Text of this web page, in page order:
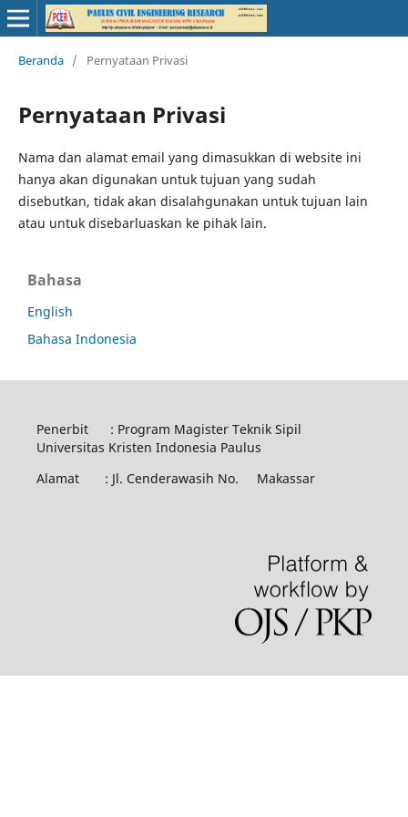
Beranda / Pernyataan Privasi
Pernyataan Privasi
Nama dan alamat email yang dimasukkan di website ini
hanya akan digunakan untuk tujuan yang sudah
disebutkan, tidak akan disalahgunakan untuk tujuan lain
atau untuk disebarluaskan ke pihak lain.
Bahasa
English
Bahasa Indonesia
Penerbit : Program Magister Teknik Sipil
Universitas Kristen Indonesia Paulus
Alamat : Jl. Cenderawasih No. Makassar